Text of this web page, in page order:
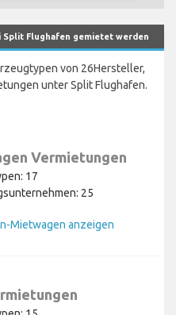
Flughafen gemietet werden
von 26Hersteller,
unter Split Flughafen.
Vermietungen
17
25
Mietwagen anzeigen